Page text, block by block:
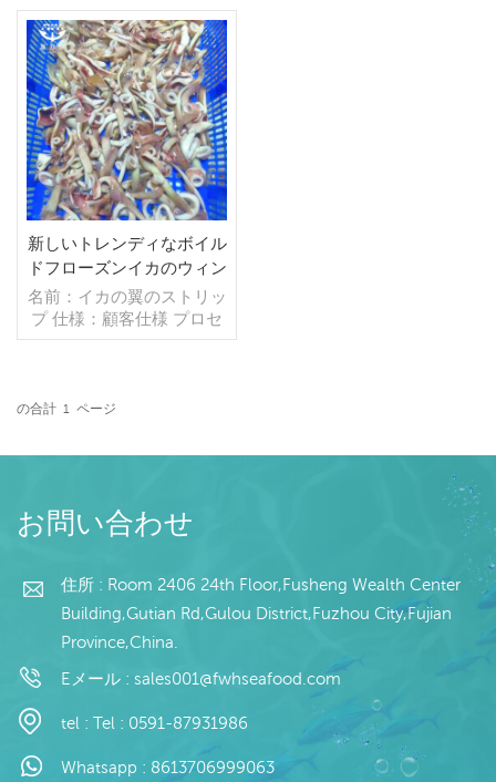
新しいトレンディなボイル
ドフローズンイカのウィン
グストリップ
名前：イカの翼のストリッ
プ 仕様：顧客仕様 プロセ
ス：ブランチング,カット
装：1kg/バッグ,10kg /織
能） 販売モデル：卸売/輸
テナ 支払い：TT/С確認さ
れた取消不能のLCを一目
以内 起源：中国 ブラン
ド：fu wan hang
の合計 1 ページ
お問い合わせ
住所 : Room 2406 24th Floor,Fusheng Wealth Center
Building,Gutian Rd,Gulou District,Fuzhou City,Fujian
Province,China.
Eメール : sales001@fwhseafood.com
tel : Tel : 0591-87931986
Whatsapp : 8613706999063